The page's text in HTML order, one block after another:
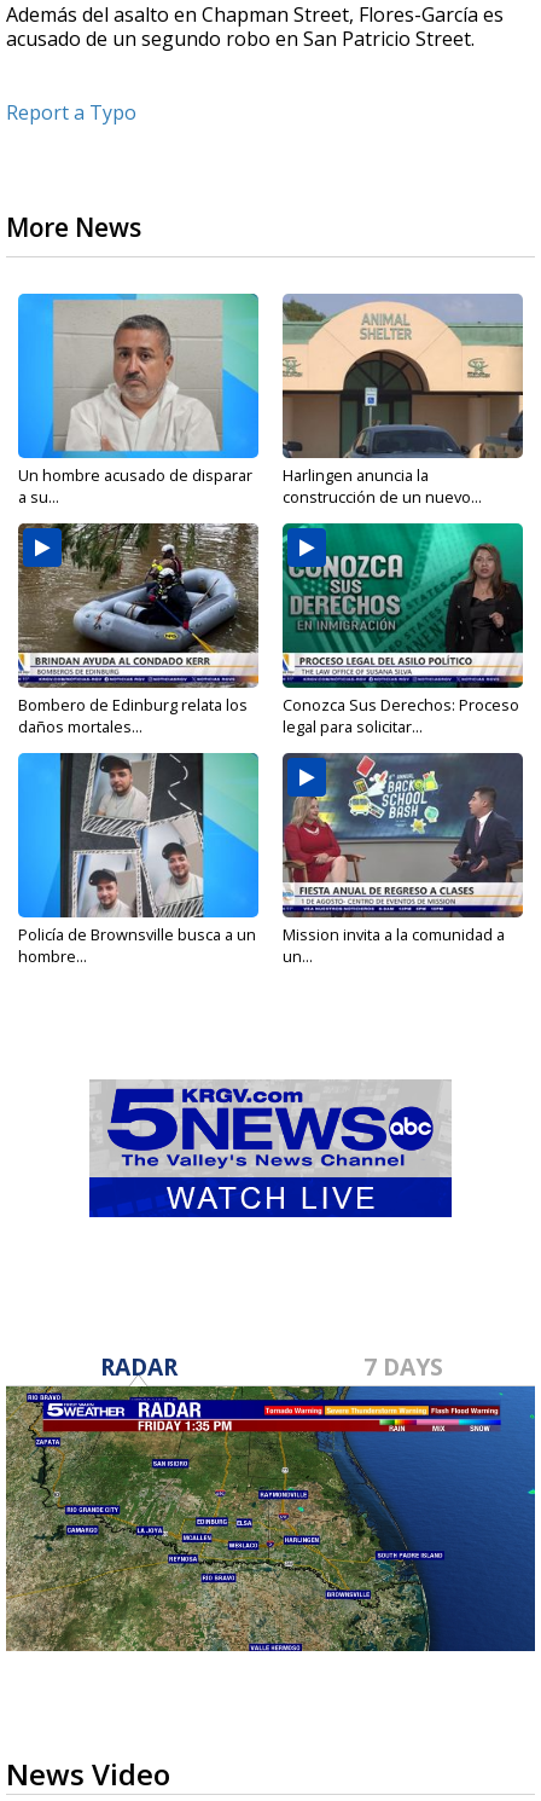
Además del asalto en Chapman Street, Flores-García es
acusado de un segundo robo en San Patricio Street.
Report a Typo
More News
Un hombre acusado de disparar
a su...
Harlingen anuncia la
construcción de un nuevo...
Bombero de Edinburg relata los
daños mortales...
Conozca Sus Derechos: Proceso
legal para solicitar...
Policía de Brownsville busca a un
hombre...
Mission invita a la comunidad a
un...
RADAR 7 DAYS
News Video